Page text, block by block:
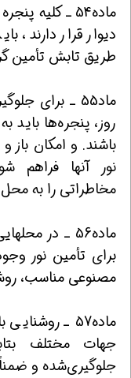
ماده54 ـ
دیوار قرار دارند،
طریق تابش تأمین
ماد55 ـ
روز، پنجره‌ها
باشند. و امکان باز
نور آنها فراهم
مخاطراتی را به محل
ماده56 ـ در
برای تأمین نور
مصنوعی مناسب،
ماده57 ـ
جهات ‌مختلف
جلوگیری‌شده ‌و